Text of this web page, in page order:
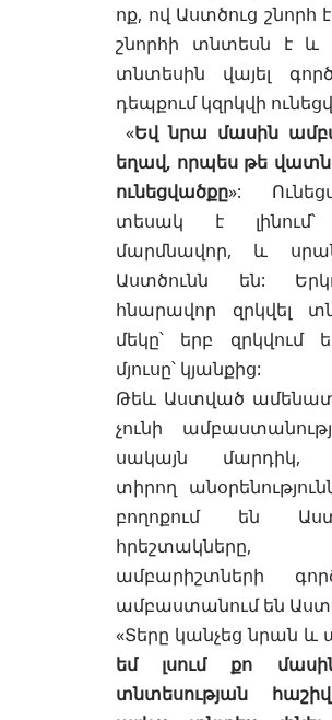
ոք, ով Աստծուց շնորհ
շնորհի տնտեսն է
տնտեսին վայել
դեպքում կզրկվի
«Եվ նրա մասին
եղավ, որպես թե
ունեցվածքը»:
տեսակ է
մարմնավոր, և
Աստծունն են:
հնարավոր զրկվել
մեկը՝ երբ զրկվում
մյուսը՝ կյանքից:
Թեև Աստված
չունի
սակայն մարդիկ,
տիրող
բողոքում են
հրեշտակները,
ամբարիշտների
ամբաստանում են
«Տերը կանչեց նրան և
եմ լսում քո
տնտեսության